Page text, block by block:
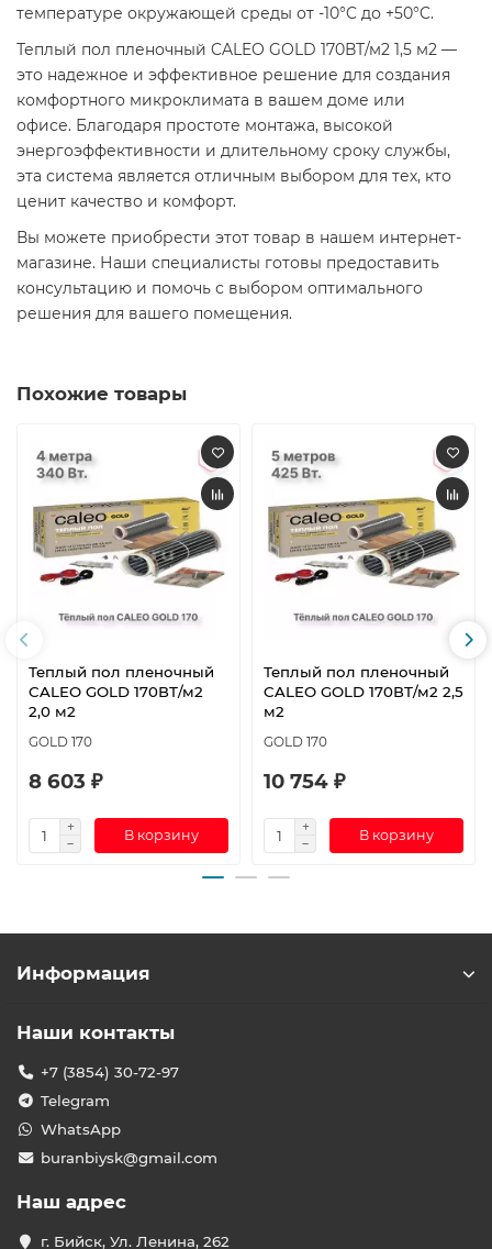
температуре окружающей среды от -10°C до +50°C.​
Теплый пол пленочный CALEO GOLD 170ВТ/м2 1,5 м2 —
это надежное и эффективное решение для создания
комфортного микроклимата в вашем доме или
офисе. Благодаря простоте монтажа, высокой
энергоэффективности и длительному сроку службы,
эта система является отличным выбором для тех, кто
ценит качество и комфорт.​
Вы можете приобрести этот товар в нашем интернет-
магазине. Наши специалисты готовы предоставить
консультацию и помочь с выбором оптимального
решения для вашего помещения.​
Похожие товары
Теплый пол пленочный
CALEO GOLD 170ВТ/м2
2,0 м2
GOLD 170
8 603 ₽
В корзину
Теплый пол пленочный
CALEO GOLD 170ВТ/м2 2,5
м2
GOLD 170
10 754 ₽
В корзину
Информация
Наши контакты
+7 (3854) 30-72-97
Telegram
WhatsApp
buranbiysk@gmail.com
Наш адрес
г. Бийск, Ул. Ленина, 262